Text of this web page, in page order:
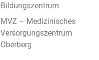
Bildungszentrum
MVZ – Medizinisches
Versorgungszentrum
Oberberg